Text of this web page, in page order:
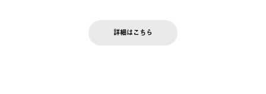
お客様都合の返品にかかる送料は、お客様ご負担とさせていただ
LOGOS FAMILY会員の方は、会員マイページ内 購入履歴画面に
詳細はこちら